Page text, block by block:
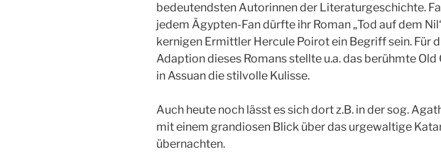
bedeutendsten Autorinnen der Literaturgeschichte.
jedem Ägypten-Fan dürfte ihr Roman „Tod auf dem
kernigen Ermittler Hercule Poirotein Begriff sein. Für
Adaption dieses Romans stellte u.a. das berühmte
inAssuandie stilvolle Kulisse.
Auch heute noch lässt es sich dort z.B. in der sog.
mit einem grandiosen Blick über das urgewaltige
übernachten.